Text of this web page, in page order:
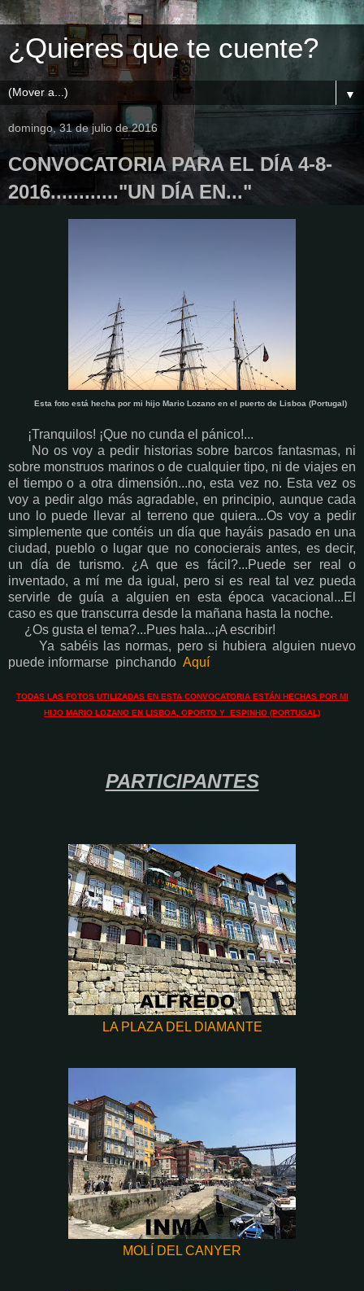
¿Quieres que te cuente?
▼
domingo, 31 de julio de 2016
CONVOCATORIA PARA EL DÍA 4-8-
2016............"UN DÍA EN..."
Esta foto está hecha por mi hijo Mario Lozano en el puerto de Lisboa (Portugal)
¡Tranquilos! ¡Que no cunda el pánico!...
No os voy a pedir historias sobre barcos fantasmas, ni
sobre monstruos marinos o de cualquier tipo, ni de viajes en
el tiempo o a otra dimensión...no, esta vez no. Esta vez os
voy a pedir algo más agradable, en principio, aunque cada
uno lo puede llevar al terreno que quiera...Os voy a pedir
simplemente que contéis un día que hayáis pasado en una
ciudad, pueblo o lugar que no conocierais antes, es decir,
un día de turismo. ¿A que es fácil?...Puede ser real o
inventado, a mí me da igual, pero si es real tal vez pueda
servirle de guía a alguien en esta época vacacional...El
caso es que transcurra desde la mañana hasta la noche.
¿Os gusta el tema?...Pues hala...¡A escribir!
Ya sabéis las normas, pero si hubiera alguien nuevo
puede informarse pinchando Aquí
TODAS LAS FOTOS UTILIZADAS EN ESTA CONVOCATORIA ESTÁN HECHAS POR MI
HIJO MARIO LOZANO EN LISBOA, OPORTO Y ESPINHO (PORTUGAL)
PARTICIPANTES
LA PLAZA DEL DIAMANTE
MOLÍ DEL CANYER